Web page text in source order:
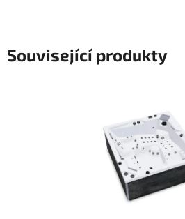
Související produkty